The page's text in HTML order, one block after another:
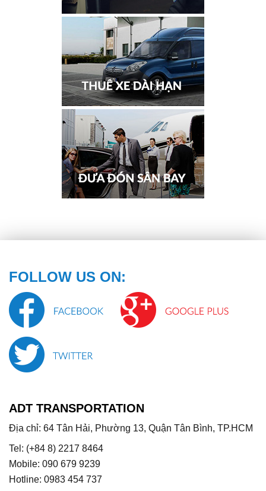
FOLLOW US ON:
ADT TRANSPORTATION
Địa chỉ: 64 Tân Hải, Phường 13, Quận Tân Bình, TP.HCM
Tel: (+84 8) 2217 8464
Mobile: 090 679 9239
Hotline: 0983 454 737